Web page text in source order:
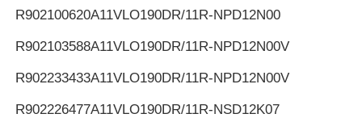
R902100620A11VLO190DR/11R-NPD12N00
R902103588A11VLO190DR/11R-NPD12N00V
R902233433A11VLO190DR/11R-NPD12N00V
R902226477A11VLO190DR/11R-NSD12K07